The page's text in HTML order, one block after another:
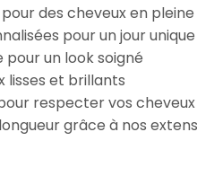
des cheveux en
pour un jour unique
un look soigné
lisses et brillants
respecter vos
grâce à nos